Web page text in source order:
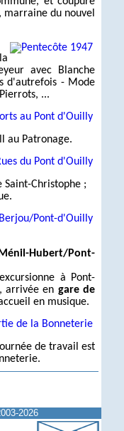
, marraine du nouvel
avec Blanche
d'autrefois - Mode
...
au Patronage.
Saint-Christophe ;
Hubert/Pont-
à Pont-
arrivée en gare de
en musique.
de travail est
2026